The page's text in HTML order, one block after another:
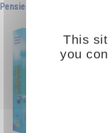
Pensieri Quotidiani 2021
This
you